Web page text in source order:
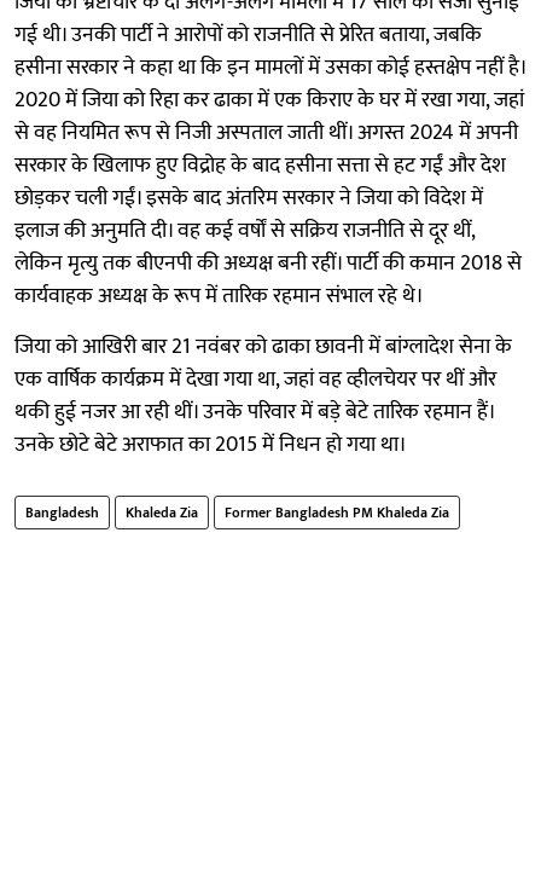
गई थी। उनकी पार्टी ने आरोपों को राजनीति से प्रेरित बताया, जबकि
हसीना सरकार ने कहा था कि इन मामलों में उसका कोई हस्तक्षेप नहीं है।
2020 में जिया को रिहा कर ढाका में एक किराए के घर में रखा गया, जहां
से वह नियमित रूप से निजी अस्पताल जाती थीं। अगस्त 2024 में अपनी
सरकार के खिलाफ हुए विद्रोह के बाद हसीना सत्ता से हट गईं और देश
छोड़कर चली गईं। इसके बाद अंतरिम सरकार ने जिया को विदेश में
इलाज की अनुमति दी। वह कई वर्षों से सक्रिय राजनीति से दूर थीं,
लेकिन मृत्यु तक बीएनपी की अध्यक्ष बनी रहीं। पार्टी की कमान 2018 से
कार्यवाहक अध्यक्ष के रूप में तारिक रहमान संभाल रहे थे।
जिया को आखिरी बार 21 नवंबर को ढाका छावनी में बांग्लादेश सेना के
एक वार्षिक कार्यक्रम में देखा गया था, जहां वह व्हीलचेयर पर थीं और
थकी हुई नजर आ रही थीं। उनके परिवार में बड़े बेटे तारिक रहमान हैं।
उनके छोटे बेटे अराफात का 2015 में निधन हो गया था।
Bangladesh Khaleda Zia Former Bangladesh PM Khaleda Zia